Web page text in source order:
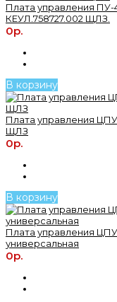
Плата управления ПУ-
КЕУЛ.758727.002 ЩЛЗ.
0р.
В корзину
Плата управления
ЩЛЗ
0р.
В корзину
Плата управления
универсальная
0р.